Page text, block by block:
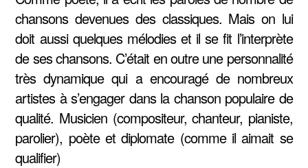
chansons devenues des classiques. Mais on lui
doit aussi quelques mélodies et il se fit l’interprète
de ses chansons. C’était en outre une personnalité
très dynamique qui a encouragé de nombreux
artistes à s’engager dans la chanson populaire de
qualité. Musicien (compositeur, chanteur, pianiste,
parolier), poète et diplomate (comme il aimait se
qualifier)